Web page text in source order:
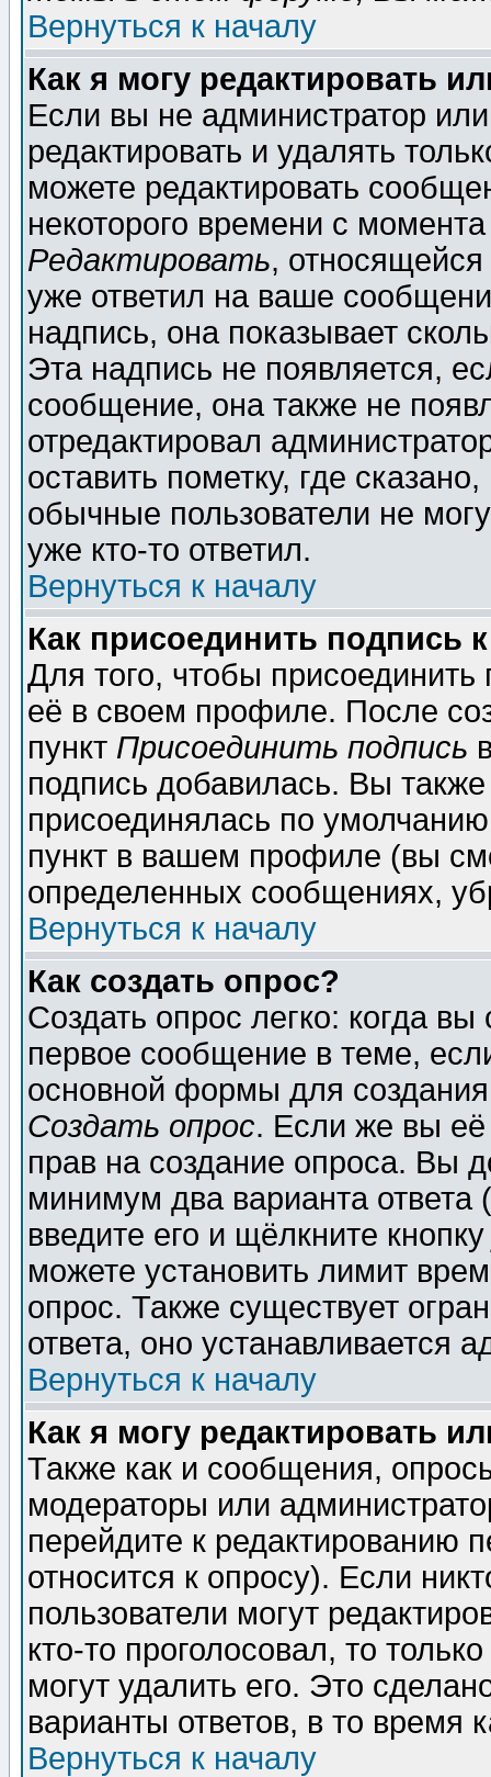
Вернуться к началу
Как я могу редактировать
Если вы не администратор
редактировать и удалять
можете редактировать
некоторого времени с
Редактировать,
уже ответил на ваше
надпись, она показывает
Эта надпись не появляется,
сообщение, она также не
отредактировал
оставить пометку, где
обычные пользователи не
уже кто-то ответил.
Вернуться к началу
Как присоединить подпись
Для того, чтобы
её в своем профиле. После
пункт Присоединить подпись
подпись добавилась. Вы
присоединялась по
пункт в вашем профиле (вы
определенных сообщениях,
Вернуться к началу
Как создать опрос?
Создать опрос легко: когда
первое сообщение в теме,
основной формы для
Создать опрос. Если же вы её
прав на создание опроса. Вы
минимум два варианта ответа
введите его и щёлкните
можете установить лимит
опрос. Также существует
ответа, оно устанавливается
Вернуться к началу
Как я могу редактировать
Также как и сообщения,
модераторы или
перейдите к редактированию
относится к опросу). Если
пользователи могут
кто-то проголосовал, то
могут удалить его. Это
варианты ответов, в то время
Вернуться к началу